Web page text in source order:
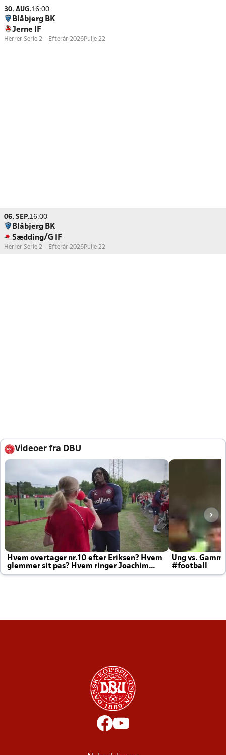
30. AUG.16:00
Blåbjerg BK
Jerne IF
Herrer Serie 2 - Efterår 2026Pulje 22
06. SEP.16:00
Blåbjerg BK
Sædding/G IF
Herrer Serie 2 - Efterår 2026Pulje 22
Videoer fra DBU
Hvem overtager nr.10 efter Eriksen? Hvem
glemmer sit pas? Hvem ringer Joachim
altid til efter kampe?
Ung vs.
#football